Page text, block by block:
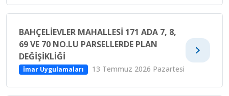
BAHÇELIEVLER MAHALLESI 171 ADA 7, 8,
69 VE 70 NO.LU PARSELLERDE PLAN
DEĞIŞIKLIĞI
İmar Uygulamaları 13 Temmuz 2026 Pazartesi